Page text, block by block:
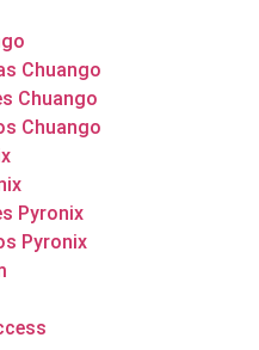
Chuango
Chuango
Chuango
Pyronix
Pyronix